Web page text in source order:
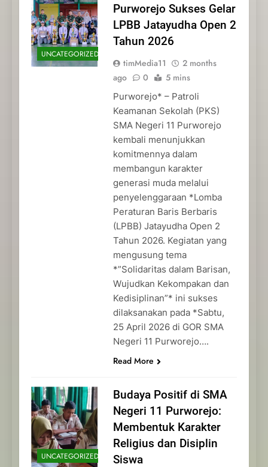
UNCATEGORIZED
Purworejo Sukses Gelar
LPBB Jatayudha Open 2
Tahun 2026
timMedia11
2 months
ago
0 5 mins
Purworejo* – Patroli
Keamanan Sekolah (PKS)
SMA Negeri 11 Purworejo
kembali menunjukkan
komitmennya dalam
membangun karakter
generasi muda melalui
penyelenggaraan *Lomba
Peraturan Baris Berbaris
(LPBB) Jatayudha Open 2
Tahun 2026. Kegiatan yang
mengusung tema
*”Solidaritas dalam Barisan,
Wujudkan Kekompakan dan
Kedisiplinan”* ini sukses
dilaksanakan pada *Sabtu,
25 April 2026 di GOR SMA
Negeri 11 Purworejo….
Read More
UNCATEGORIZED
Budaya Positif di SMA
Negeri 11 Purworejo:
Membentuk Karakter
Religius dan Disiplin
Siswa